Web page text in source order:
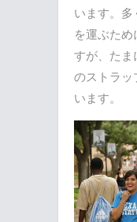
います。
を運ぶため
すが、たま
のストラッ
います。